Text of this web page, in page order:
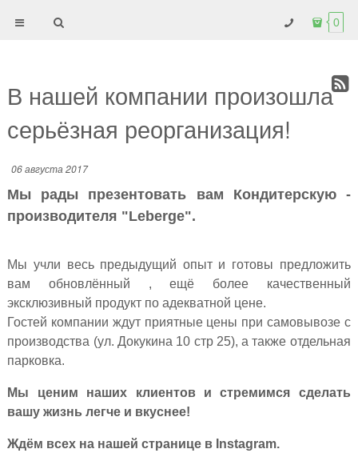
0
В нашей компании произошла
серьёзная реорганизация!
06 августа 2017
Мы рады презентовать вам Кондитерскую -
производителя "Leberge".
Мы учли весь предыдущий опыт и готовы предложить
вам обновлённый , ещё более качественный
эксклюзивный продукт по адекватной цене.
Гостей компании ждут приятные цены при самовывозе с
производства (ул. Докукина 10 стр 25), а также отдельная
парковка.
Мы ценим наших клиентов и стремимся сделать
вашу жизнь легче и вкуснее!
Ждём всех на нашей странице в Instagram.